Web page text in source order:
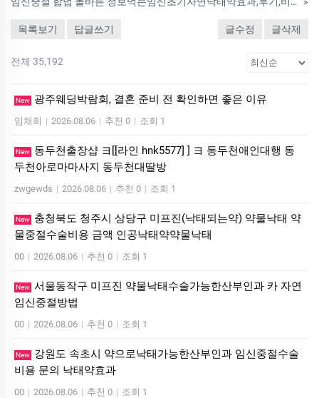
목록보기 답글쓰기 글수정 글삭제
전체 35,192
New 광주웨딩박람회, 결혼 준비 전 확인하면 좋은 이유
임채희 | 2026.08.06 | 추천 0 | 조회 1
New
동두천출장샵 ヨ[[라인 hnk5577] ] ヨ 동두천애인대행 동
두천아로마마사지 동두천대딸방
zwgewds | 2026.08.06 | 추천 0 | 조회 1
New
충청북도 청주시 상당구 미프진(낙태되는약) 약물낙태 약
물중절수술비용 금액 인공낙태약약물낙태
00 | 2026.08.06 | 추천 0 | 조회 1
New 서울동작구 미프진 약물낙태수술가능한산부인과 카 자연
임신중절방법
00 | 2026.08.06 | 추천 0 | 조회 1
New
강원도 속초시 약으로낙태가능한산부인과 임신중절수술
비용 문의 낙­태약효과
00 | 2026.08.06 | 추천 0 | 조회 1